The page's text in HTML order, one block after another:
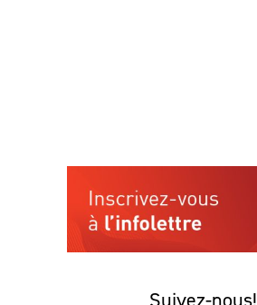
Suivez-nous!